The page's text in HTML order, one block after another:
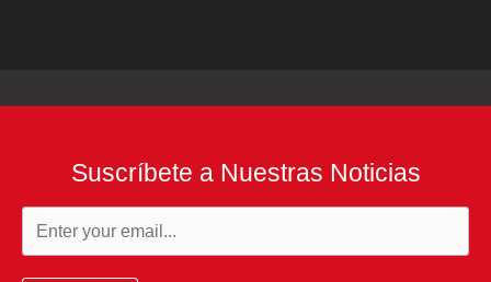
Suscríbete a Nuestras Noticias